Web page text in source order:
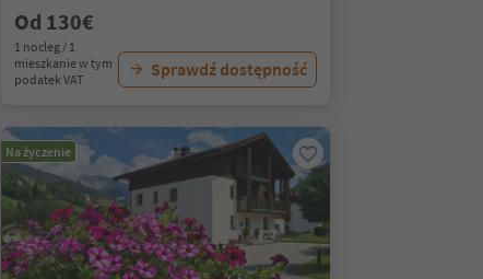
Od 130€
1 nocleg / 1
mieszkanie w tym
podatek VAT
Sprawdź dostępność
Na życzenie